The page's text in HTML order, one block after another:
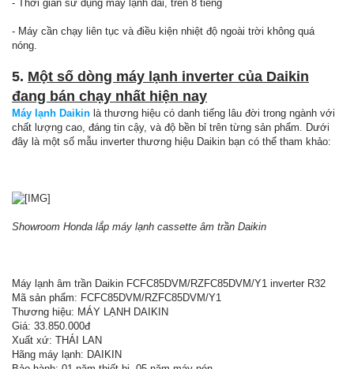
- Thời gian sử dụng máy lạnh dài, trên 8 tiếng
- Máy cần chạy liên tục và điều kiện nhiệt độ ngoài trời không quá
nóng.
5. Một số dòng máy lạnh inverter của Daikin
đang bán chạy nhất hiện nay
Máy lạnh Daikin là thương hiệu có danh tiếng lâu đời trong ngành với
chất lượng cao, đáng tin cậy, và độ bền bỉ trên từng sản phẩm. Dưới
đây là một số mẫu inverter thương hiệu Daikin bạn có thể tham khảo:
Showroom Honda lắp máy lạnh cassette âm trần Daikin
Máy lạnh âm trần Daikin FCFC85DVM/RZFC85DVM/Y1 inverter R32
Mã sản phẩm: FCFC85DVM/RZFC85DVM/Y1
Thương hiệu: MÁY LẠNH DAIKIN
Giá: 33.850.000đ
Xuất xứ: THÁI LAN
Hãng máy lạnh: DAIKIN